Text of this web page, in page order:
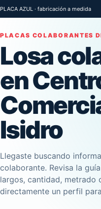
PLACA AZUL · fabricación a medida
PLACAS COLABORANTES
Losa
en
Isidro
Llegaste buscando
colaborante. Revisa la
largos, cantidad, metrado
directamente un perfil